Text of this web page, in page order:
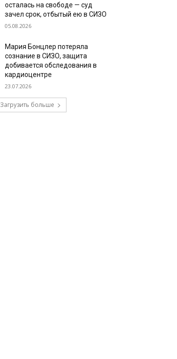
осталась на свободе — суд
зачел срок, отбытый ею в СИЗО
05.08.2026
Мария Бонцлер потеряла
сознание в СИЗО, защита
добивается обследования в
кардиоцентре
23.07.2026
Загрузить больше